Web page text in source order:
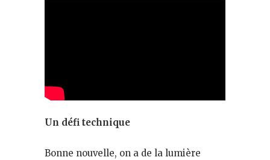
Un défi technique
Bonne nouvelle, on a de la lumière